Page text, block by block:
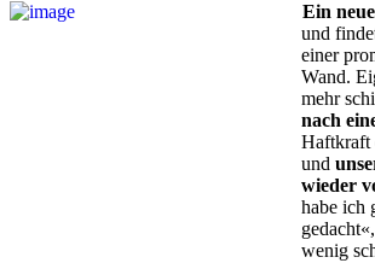
Ein
und
einer
Wand.
mehr
nach
Haftkraft
und
wieder
habe ich
wenig